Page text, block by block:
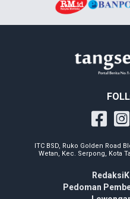
ITC BSD, Ruko Golden Road
Wetan, Kec. Serpong, Kota
Redaksi
Pedoman